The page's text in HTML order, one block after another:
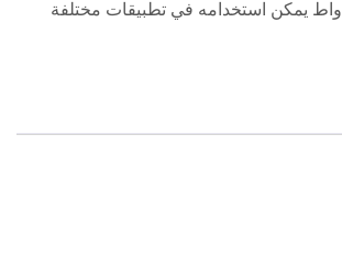
كامل من 15~60 واط يمكن استخدامه في تطبيقات مختلفة